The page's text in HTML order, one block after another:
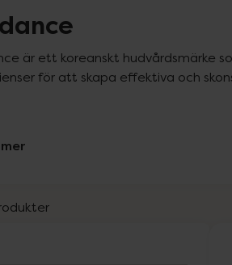
är ett koreanskt hudvårdsmärke
för att skapa effektiva och